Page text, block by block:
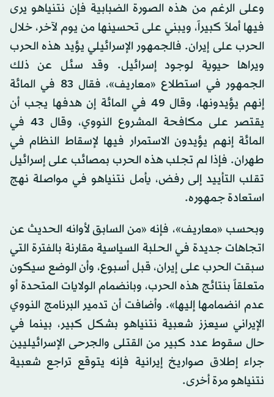
وعلى الرغم من هذه الصورة الضبابية فإن نتنياهو يرى
فيها أملاً كبيراً، ويبني على تحسينها من يوم لآخر، خلال
الحرب على إيران. فالجمهور الإسرائيلي يؤيد هذه الحرب
ويراها حيوية لوجود إسرائيل. وقد سئل عن ذلك
الجمهور في استطلاع «معاريف»، فقال 83 في المائة
إنهم يؤيدونها، وقال 49 في المائة إن هدفها يجب أن
يقتصر على مكافحة المشروع النووي، وقال 43 في
المائة إنهم يؤيدون الاستمرار فيها لإسقاط النظام في
طهران. فإذا لم تجلب هذه الحرب بمصائب على إسرائيل
تقلب التأييد إلى رفض، يأمل نتنياهو في مواصلة نهج
استعادة جمهوره.
وبحسب «معاريف»، فإنه «من السابق لأوانه الحديث عن
اتجاهات جديدة في الحلبة السياسية مقارنة بالفترة التي
سبقت الحرب على إيران، قبل أسبوع، وأن الوضع سيكون
متعلقاً بنتائج هذه الحرب، وبانضمام الولايات المتحدة أو
عدم انضمامها إليها». وأضافت أن تدمير البرنامج النووي
الإيراني سيعزز شعبية نتنياهو بشكل كبير، بينما في
حال سقوط عدد كبير من القتلى والجرحى الإسرائيليين
جراء إطلاق صواريخ إيرانية فإنه يتوقع تراجع شعبية
نتنياهو مرة أخرى.